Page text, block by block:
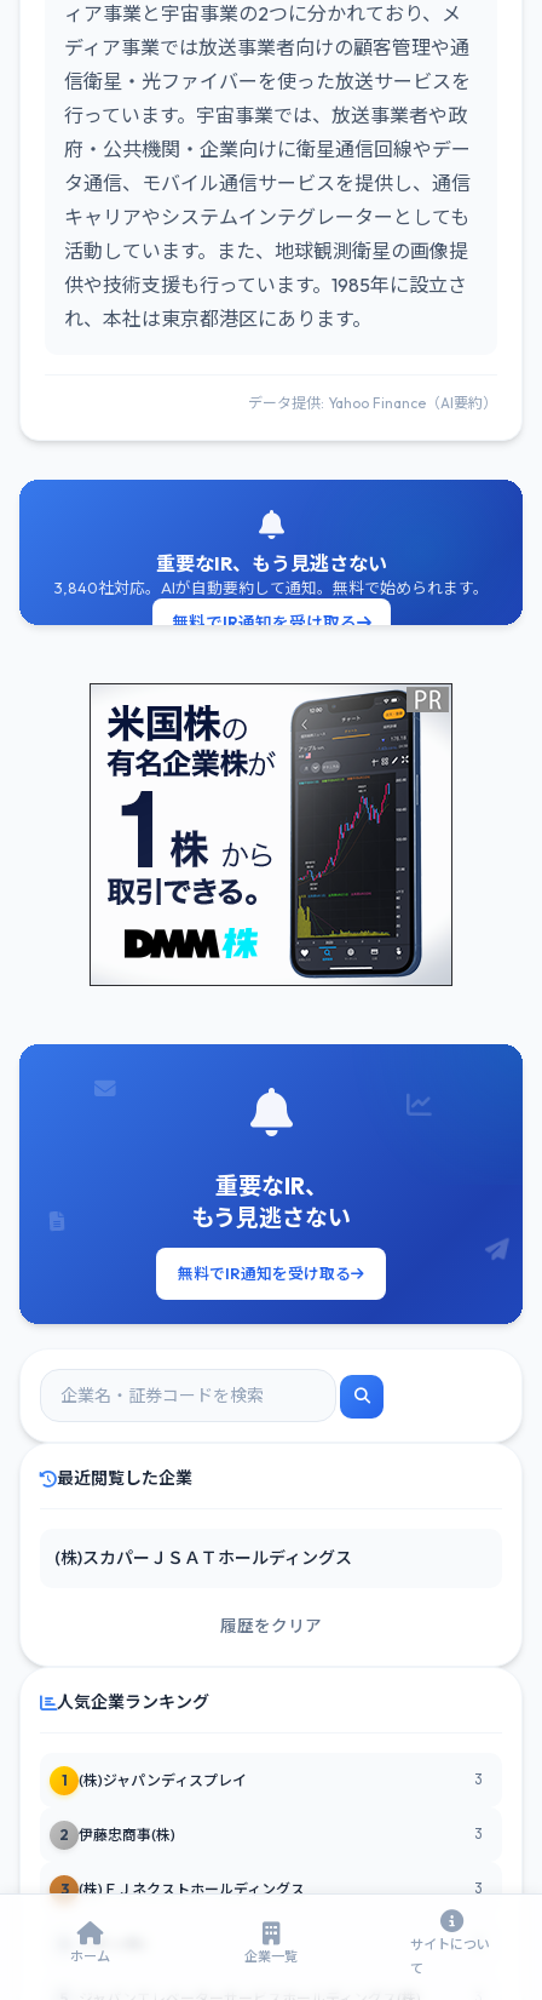
ィア事業と宇宙事業の2つに分かれており、メ
ディア事業では放送事業者向けの顧客管理や通
信衛星・光ファイバーを使った放送サービスを
行っています。宇宙事業では、放送事業者や政
府・公共機関・企業向けに衛星通信回線やデー
タ通信、モバイル通信サービスを提供し、通信
キャリアやシステムインテグレーターとしても
活動しています。また、地球観測衛星の画像提
供や技術支援も行っています。1985年に設立さ
れ、本社は東京都港区にあります。
データ提供: Yahoo Finance（AI要約）
重要なIR、もう見逃さない
3,840社対応。AIが自動要約して通知。無料で始められます。
無料でIR通知を受け取る
重要なIR、
もう見逃さない
無料でIR通知を受け取る
最近閲覧した企業
(株)スカパーＪＳＡＴホールディングス
履歴をクリア
人気企業ランキング
1 (株)ジャパンディスプレイ 3
2 伊藤忠商事(株) 3
3 (株)ＦＪネクストホールディングス 3
イオン(株) 3
ホーム 企業一覧
サイトについ
て